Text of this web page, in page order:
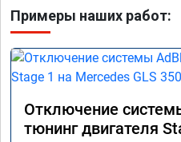
Примеры наших работ:
Отключение
тюнинг двигателя